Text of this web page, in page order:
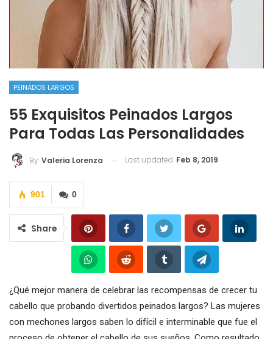
PEINADOS LARGOS
55 Exquisitos Peinados Largos
Para Todas Las Personalidades
By Valeria Lorenza Last updated Feb 8, 2019
0
901
Share
¿Qué mejor manera de celebrar las recompensas de crecer tu
cabello que probando divertidos peinados largos? Las mujeres
con mechones largos saben lo difícil e interminable que fue el